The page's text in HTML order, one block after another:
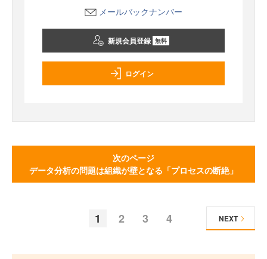
メールバックナンバー
新規会員登録 無料
ログイン
次のページ
データ分析の問題は組織が壁となる「プロセスの断絶」
1 2 3 4 NEXT